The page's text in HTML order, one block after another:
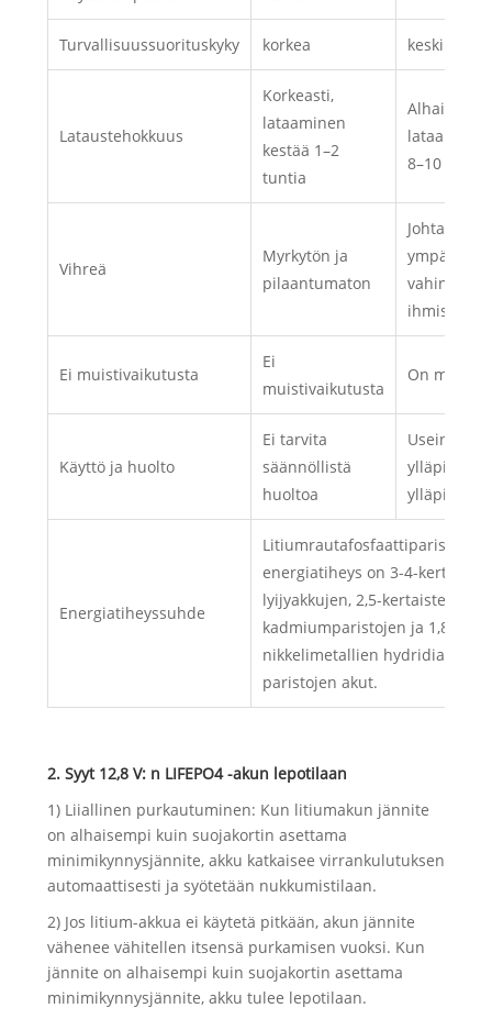
Turvallisuussuorituskyky korkea
Lataustehokkuus
Korkeasti,
lataaminen
kestää 1–2
tuntia
Alhainen,
8–10 tuntia
Vihreä
Myrkytön ja
pilaantumaton
Johtaa
ihmiskehoa
Ei muistivaikutusta
Ei
muistivaikutusta
On
Käyttö ja huolto
Ei tarvita
säännöllistä
huoltoa
Usein
ylläpito
Energiatiheyssuhde
Litiumrautafosfaattiparistojen
energiatiheys on 3-4-kertainen
lyijyakkujen, 2,5-kertaisten
kadmiumparistojen ja 1,8-
nikkelimetallien hydridiakujen
paristojen akut.
2. Syyt 12,8 V: n LIFEPO4 -akun lepotilaan
1) Liiallinen purkautuminen: Kun litiumakun jännite
on alhaisempi kuin suojakortin asettama
minimikynnysjännite, akku katkaisee virrankulutuksen
automaattisesti ja syötetään nukkumistilaan.
2) Jos litium-akkua ei käytetä pitkään, akun jännite
vähenee vähitellen itsensä purkamisen vuoksi. Kun
jännite on alhaisempi kuin suojakortin asettama
minimikynnysjännite, akku tulee lepotilaan.